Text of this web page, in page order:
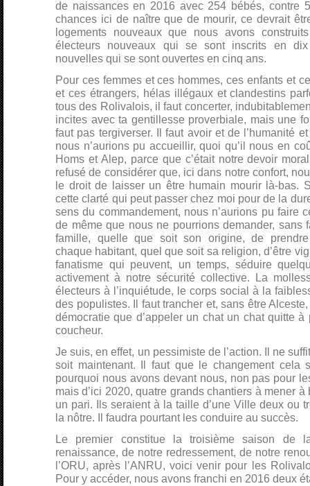
de naissances en 2016 avec 254 bébés, contre
chances ici de naître que de mourir, ce devrait
logements nouveaux que nous avons
électeurs nouveaux qui se sont inscrits en
nouvelles qui se sont ouvertes en cinq ans.
Pour ces femmes et ces hommes, ces enfants et
et ces étrangers, hélas illégaux et clandestins
tous des Rolivalois, il faut concerter,
incites avec ta gentillesse proverbiale, mais une
faut pas tergiverser. Il faut avoir et de l’humanité
nous n’aurions pu accueillir, quoi qu’il nous en
Homs et Alep, parce que c’était notre devoir
refusé de considérer que, ici dans notre confort,
le droit de laisser un être humain mourir là-bas.
cette clarté qui peut passer chez moi pour de la
sens du commandement, nous n’aurions pu faire
de même que nous ne pourrions demander, sans
famille, quelle que soit son origine, de
chaque habitant, quel que soit sa religion, d’être
fanatisme qui peuvent, un temps, séduire
activement à notre sécurité collective. La
électeurs à l’inquiétude, le corps social à la
des populistes. Il faut trancher et, sans être
démocratie que d’appeler un chat un chat quitte
coucheur.
Je suis, en effet, un pessimiste de l’action. Il ne
soit maintenant. Il faut que le changement cela
pourquoi nous avons devant nous, non pas pour
mais d’ici 2020, quatre grands chantiers à mener à
un pari. Ils seraient à la taille d’une Ville deux ou
la nôtre. Il faudra pourtant les conduire au succès.
Le premier constitue la troisième saison de
renaissance, de notre redressement, de notre
l’ORU, après l’ANRU, voici venir pour les
Pour y accéder, nous avons franchi en 2016 deux